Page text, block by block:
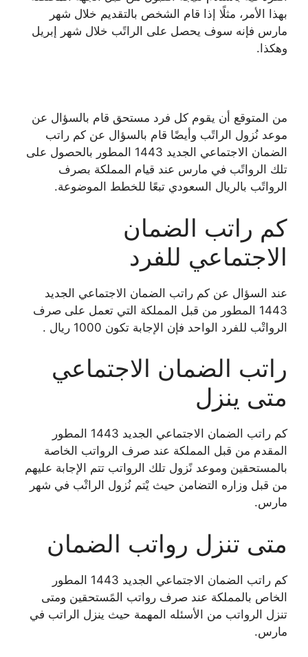
بهذا الأمر، مثلًا إذا قام الشخص بالتقديم خلال شهر
مارس فإنه سوف يحصل على الراتًب خلال شهر إبريل
وهكذا.
من المتوقع أن يقوم كل فرد مستحق قام بالسؤال عن
موعد نُزول الراتًب وأيضًا قام بالسؤال عن كم راتب
الضمان الاجتماعي الجديد 1443 المطور بالحصول على
تلك الرواتًب في مارس عند قيام المملكة بصرف
الرواتًب بالريال السعودي تبعًا للخطط الموضوعة.
كم راتب الضمان
الاجتماعي للفرد
عند السؤال عن كم راتب الضمان الاجتماعي الجديد
1443 المطور من قبل المملكة التي تعمل على صرف
الرواتْب للفرد الواحد فإن الإجابة تكون 1000 ريال .
راتب الضمان الاجتماعي
متى ينزل
كم راتب الضمان الاجتماعي الجديد 1443 المطور
المقدم من قبل المملكة عند صرف الرواتب الخاصة
بالمستحقين وموعد نًزول تلك الرواتب تتم الإجابة عليهم
من قبل وزاره التضامن حيث يْتم نُزول الراتْب في شهر
مارس.
متى تنزل رواتب الضمان
كم راتب الضمان الاجتماعي الجديد 1443 المطور
الخاص بالمملكة عند صرف رواتب المًستحقين ومتى
تنزل الرواتب من الأسئله المهمة حيث ينزل الراتب في
مارس.